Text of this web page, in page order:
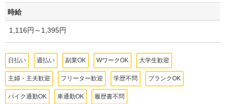
時給
1,116円～1,395円
日払い 週払い 副業OK WワークOK 大学生歓迎
主婦・主夫歓迎 フリーター歓迎 学歴不問 ブランクOK
バイク通勤OK 車通勤OK 履歴書不問